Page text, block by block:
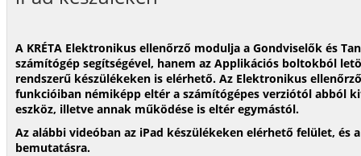
A KRÉTA Elektronikus ellenőrző modulja a Gondviselők és
számítógép segítségével, hanem az Applikációs boltokból
rendszerű készülékeken is elérhető. Az Elektronikus
funkcióiban némiképp eltér a számítógépes verziótól abból
eszköz, illetve annak működése is eltér egymástól.
Az alábbi videóban az iPad készülékeken elérhető felület, és
bemutatásra.